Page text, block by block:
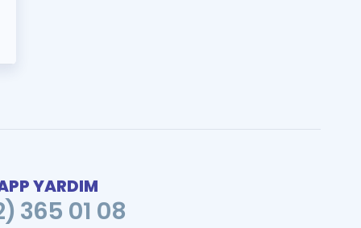
YARDIM
365 01 08